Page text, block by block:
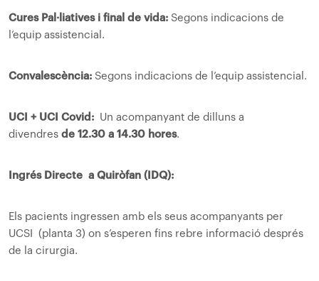
Cures Pal·liatives i final de vida: Segons indicacions de
l’equip assistencial.
Convalescència: Segons indicacions de l’equip assistencial.
UCI + UCI Covid : Un acompanyant de dilluns a
divendres de 12.30 a 14.30 hores.
Ingrés Directe a Quiròfan (IDQ):
Els pacients ingressen amb els seus acompanyants per
UCSI (planta 3) on s’esperen fins rebre informació després
de la cirurgia.